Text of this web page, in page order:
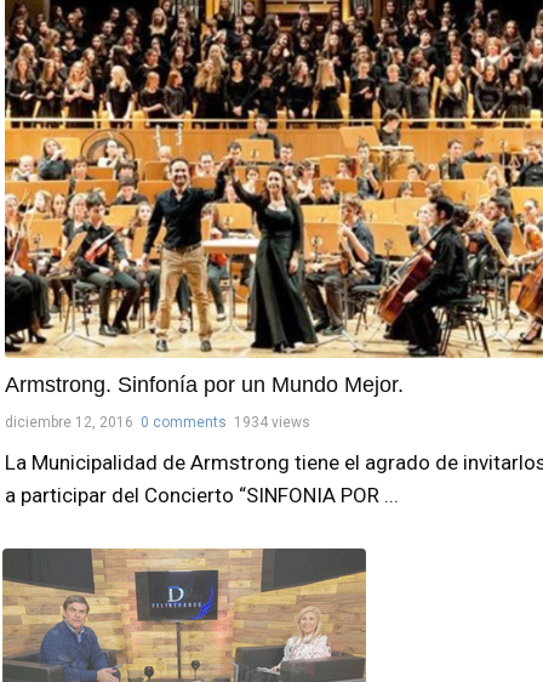
Armstrong. Sinfonía por un Mundo Mejor.
diciembre 12, 2016 0 comments 1934 views
La Municipalidad de Armstrong tiene el agrado de
a participar del Concierto “SINFONIA POR ...